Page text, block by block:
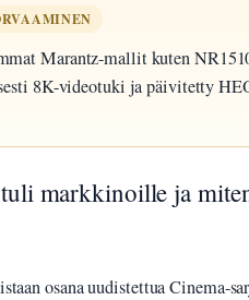
Marantz-mallit kuten
8K-videotuki ja päivitetty
markkinoille ja
osana uudistettua Cinema-